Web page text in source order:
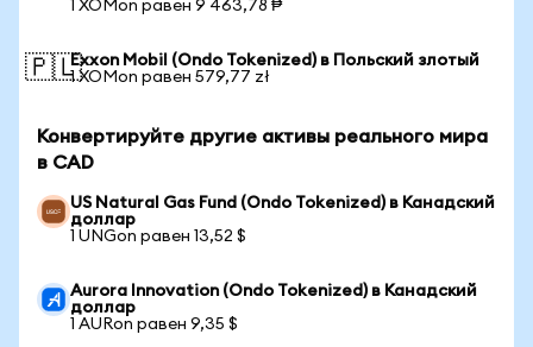
1 XOMon равен 9 463,78 ₱
🇵🇱Exxon Mobil (Ondo Tokenized) в Польский злотый
1 XOMon равен 579,77 zł
Конвертируйте другие активы реального мира
в CAD
US Natural Gas Fund (Ondo Tokenized) в Канадский
доллар
1 UNGon равен 13,52 $
Aurora Innovation (Ondo Tokenized) в Канадский
доллар
1 AURon равен 9,35 $